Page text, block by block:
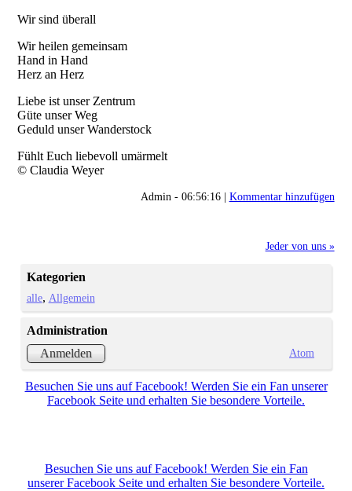
Wir sind überall
Wir heilen gemeinsam
Hand in Hand
Herz an Herz
Liebe ist unser Zentrum
Güte unser Weg
Geduld unser Wanderstock
Fühlt Euch liebevoll umärmelt
© Claudia Weyer
Admin - 06:56:16 | Kommentar hinzufügen
Jeder von uns »
Kategorien
alle Allgemein
Administration
Anmelden
Atom
Besuchen Sie uns auf Facebook! Werden Sie ein Fan unserer
Facebook Seite und erhalten Sie besondere Vorteile.
Besuchen Sie uns auf Facebook! Werden Sie ein Fan
unserer Facebook Seite und erhalten Sie besondere Vorteile.